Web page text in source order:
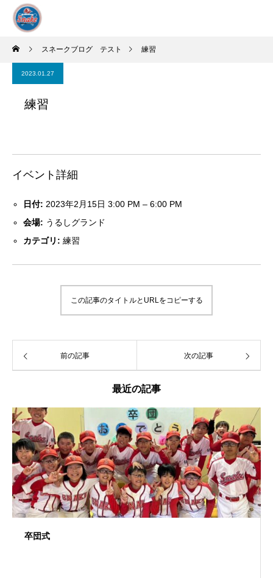
スネークブログ テスト 練習
2023.01.27
練習
イベント詳細
日付: 2023年2月15日 3:00 PM –6:00 PM
会場: うるしグランド
カテゴリ: 練習
この記事のタイトルとURLをコピーする
前の記事 次の記事
最近の記事
卒団式